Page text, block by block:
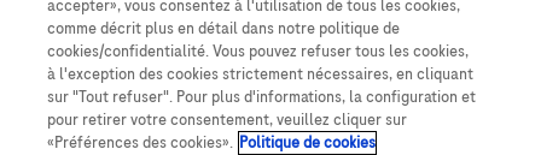
Fiche info patient
accepter», vous consentez à l'utilisation de tous les cookies,
comme décrit plus en détail dans notre politique de
cookies/confidentialité. Vous pouvez refuser tous les cookies,
à l'exception des cookies strictement nécessaires, en cliquant
sur "Tout refuser". Pour plus d'informations, la configuration et
pour retirer votre consentement, veuillez cliquer sur
«Préférences des cookies». Politique de cookies